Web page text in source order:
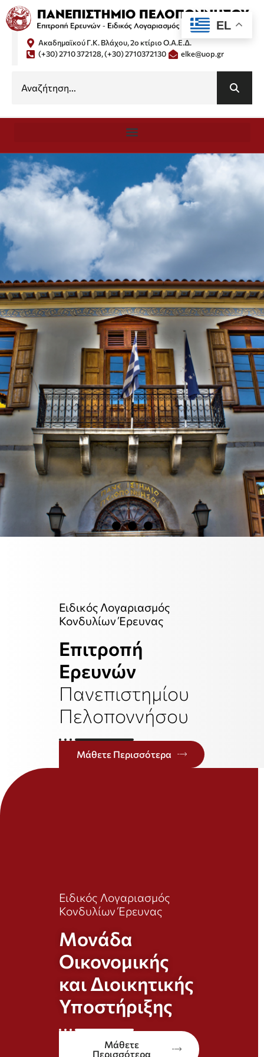
Ακαδημαϊκού Γ.Κ. Βλάχου, 2ο κτίριο Ο.Α.Ε.Δ.
(+30) 2710 372128, (+30) 2710372130
elke@uop.gr
Ειδικός Λογαριασμός
Κονδυλίων Έρευνας
Επιτροπή
Ερευνών
Πανεπιστημίου
Πελοποννήσου
Μάθετε Περισσότερα
Ειδικός Λογαριασμός
Κονδυλίων Έρευνας
Μονάδα
Οικονομικής
και Διοικητικής
Υποστήριξης
Μάθετε
Περισσότερα
EL